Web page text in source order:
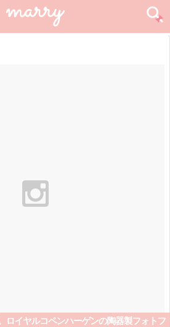
ロイヤルコペンハーゲンの陶器製フォトフ